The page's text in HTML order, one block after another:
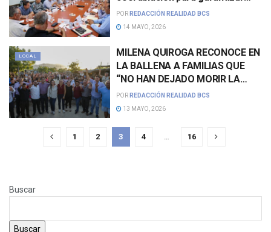
movilidad en Los Cabos
POR REDACCIÓN REALIDAD BCS
14 MAYO, 2026
LOCAL
MILENA QUIROGA RECONOCE EN
LA BALLENA A FAMILIAS QUE
“NO HAN DEJADO MORIR LA
ESPERANZA”
POR REDACCIÓN REALIDAD BCS
13 MAYO, 2026
1 2 3 4 … 16
Buscar
Buscar